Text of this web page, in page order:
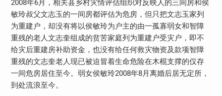
2008年6月，相关县乡村灾情评估组织对反映人的三间房和侯
敏玲叔父文志玉的一间房都评估为危房，但只把文志玉家列
为重建户，却没有将以侯敏玲为户主的由一孤寡弱女和智障
重残的老人文志奎组成的贫苦家庭列为重建户受灾户，即不
给灾后重建房补助资金，也没有给任何救灾物资及款项智障
重残的文志奎老人现已被迫冒着生命危险在木棍支撑的仅存
一间危房居住至今。弱女侯敏玲2008年8月离婚后居无定所，
到处流浪至今。